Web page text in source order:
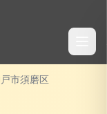
市須磨区